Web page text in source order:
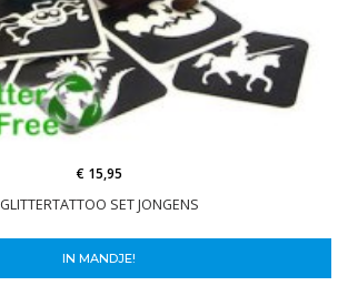
GLITTERTATTOO SET JONGENS
€ 15,95
IN MANDJE!